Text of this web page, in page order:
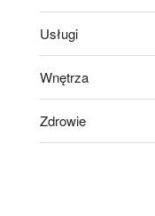
Usługi
Wnętrza
Zdrowie